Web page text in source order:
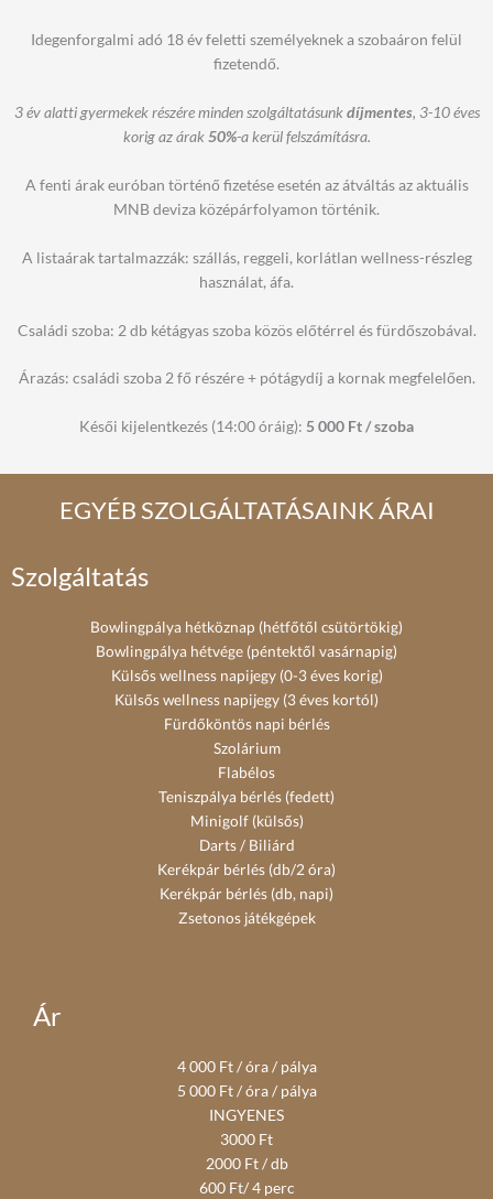
Idegenforgalmi adó 18 év feletti személyeknek a szobaáron felül
fizetendő.
3 év alatti gyermekek részére minden szolgáltatásunkdíjmentes, 3-10 éves
korig az árak50%-a kerül felszámításra.
A fenti árak euróban történő fizetése esetén az átváltás az aktuális
MNB deviza középárfolyamon történik.
A listaárak tartalmazzák: szállás, reggeli, korlátlan wellness-részleg
használat, áfa.
Családi szoba: 2 db kétágyas szoba közös előtérrel és fürdőszobával.
Árazás: családi szoba 2 fő részére + pótágydíj a kornak megfelelően.
Késői kijelentkezés (14:00 óráig): 5 000 Ft / szoba
EGYÉB SZOLGÁLTATÁSAINK ÁRAI
Szolgáltatás
Bowlingpálya hétköznap (hétfőtől csütörtökig)
Bowlingpálya hétvége (péntektől vasárnapig)
Külsős wellness napijegy (0-3 éves korig)
Külsős wellness napijegy (3 éves kortól)
Fürdőköntös napi bérlés
Szolárium
Flabélos
Teniszpálya bérlés (fedett)
Minigolf (külsős)
Darts / Biliárd
Kerékpár bérlés (db/2 óra)
Kerékpár bérlés (db, napi)
Zsetonos játékgépek
Ár
4 000 Ft / óra / pálya
5 000 Ft / óra / pálya
INGYENES
3000 Ft
2000 Ft / db
600 Ft/ 4 perc